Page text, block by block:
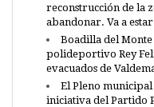
reconstrucción de la
abandonar. Va a
Boadilla del
polideportivo Rey
evacuados de
El Pleno
iniciativa del Partido